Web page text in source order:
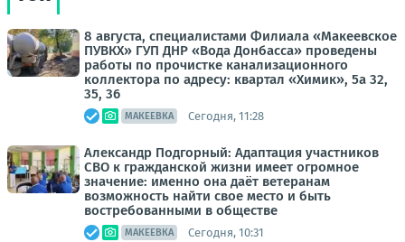
8 августа, специалистами Филиала «Макеевское
ПУВКХ» ГУП ДНР «Вода Донбасса» проведены
работы по прочистке канализационного
коллектора по адресу: квартал «Химик», 5а 32,
35, 36
МАКЕЕВКА Сегодня, 11:28
Александр Подгорный: Адаптация участников
СВО к гражданской жизни имеет огромное
значение: именно она даёт ветеранам
возможность найти свое место и быть
востребованными в обществе
МАКЕЕВКА Сегодня, 10:31